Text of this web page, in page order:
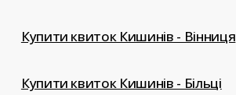
Купити квиток Кишинів - Вінниця
Купити квиток Кишинів - Більці